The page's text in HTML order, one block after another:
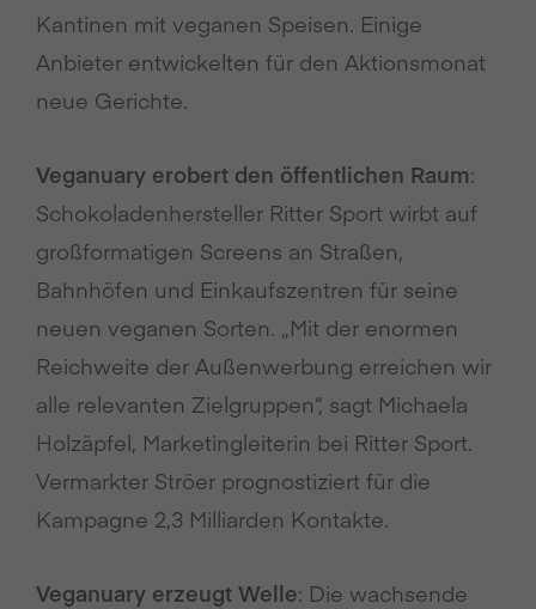
Kantinen mit veganen Speisen. Einige
Anbieter entwickelten für den Aktionsmonat
neue Gerichte.
Veganuary erobert den öffentlichen Raum:
Schokoladenhersteller Ritter Sport wirbt auf
großformatigen Screens an Straßen,
Bahnhöfen und Einkaufszentren für seine
neuen veganen Sorten. „Mit der enormen
Reichweite der Außenwerbung erreichen wir
alle relevanten Zielgruppen“, sagt Michaela
Holzäpfel, Marketingleiterin bei Ritter Sport.
Vermarkter Ströer prognostiziert für die
Kampagne 2,3 Milliarden Kontakte.
Veganuary erzeugt Welle: Die wachsende